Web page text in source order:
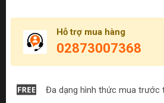
Hỗ trợ mua hàng
02873007368
Đa dạng hình thức mua trước